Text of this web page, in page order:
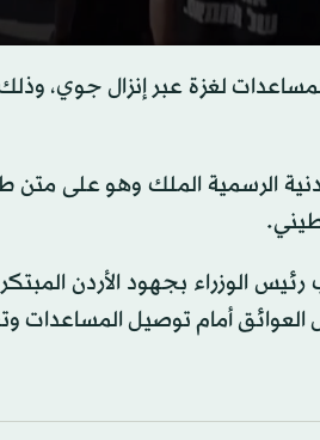
لغزة عبر إنزال جوي، وذلك
الرسمية الملك وهو على متن
بجهود الأردن
أمام توصيل المساعدات